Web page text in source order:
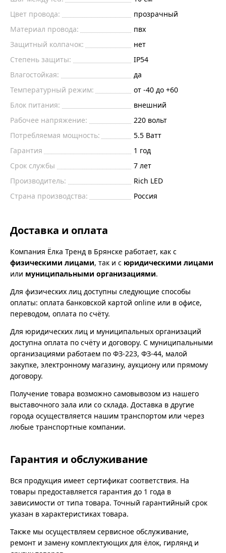
Цвет провода:
прозрачный
Материал провода:
пвх
Защитный колпачок:
нет
Степень защиты:
IP54
Влагостойкая:
да
Температурный режим:
от -40 до +60
Блок питания:
внешний
Рабочее напряжение:
220 вольт
Потребляемая мощность:
5.5 Ватт
Гарантия
1 год
Срок службы
7 лет
Производитель:
Rich LED
Страна производства:
Россия
Доставка и оплата
Компания Ёлка Тренд в Брянске работает, как с
физическими лицами, так и с юридическими лицами
или муниципальными организациями.
Для физических лиц доступны следующие способы
оплаты: оплата банковской картой online или в офисе,
переводом, оплата по счёту.
Для юридических лиц и муниципальных организаций
доступна оплата по счёту и договору. С муниципальными
организациями работаем по ФЗ-223, ФЗ-44, малой
закупке, электронному магазину, аукциону или прямому
договору.
Получение товара возможно самовывозом из нашего
выставочного зала или со склада. Доставка в другие
города осуществляется нашим транспортом или через
любые транспортные компании.
Гарантия и обслуживание
Вся продукция имеет сертификат соответствия. На
товары предоставляется гарантия до 1 года в
зависимости от типа товара. Точный гарантийный срок
указан в характеристиках товара.
Также мы осуществляем сервисное обслуживание,
ремонт и замену комплектующих для ёлок, гирлянд и